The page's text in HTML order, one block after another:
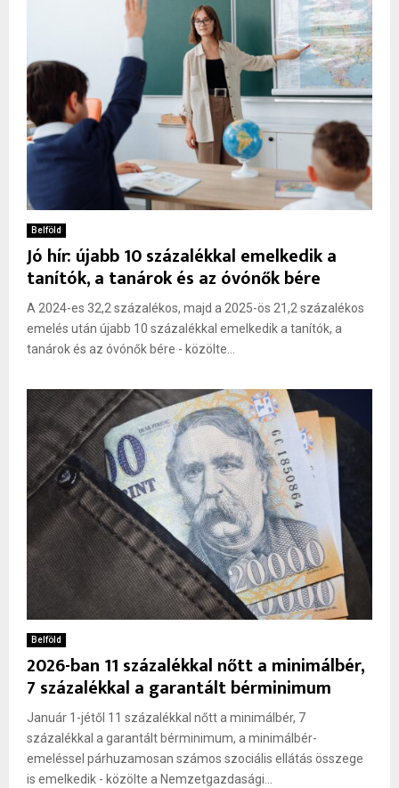
Belföld
Jó hír: újabb 10 százalékkal emelkedik a
tanítók, a tanárok és az óvónők bére
A 2024-es 32,2 százalékos, majd a 2025-ös 21,2 százalékos
emelés után újabb 10 százalékkal emelkedik a tanítók, a
tanárok és az óvónők bére - közölte...
Belföld
2026-ban 11 százalékkal nőtt a minimálbér,
7 százalékkal a garantált bérminimum
Január 1-jétől 11 százalékkal nőtt a minimálbér, 7
százalékkal a garantált bérminimum, a minimálbér-
emeléssel párhuzamosan számos szociális ellátás összege
is emelkedik - közölte a Nemzetgazdasági...